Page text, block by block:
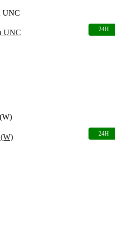
UNC